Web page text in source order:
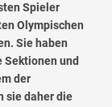
Spieler
Olympischen
Sie haben
Sektionen und
der
sie daher die